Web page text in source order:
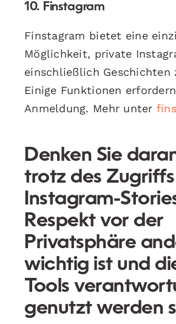
10. Finstagram
Finstagram bietet eine
Möglichkeit, private
einschließlich Geschichten
Einige Funktionen
Anmeldung. Mehr unter
Denken Sie
trotz des
Instagram-
Respekt vor der
Privatsphäre
wichtig ist und
Tools
genutzt werden